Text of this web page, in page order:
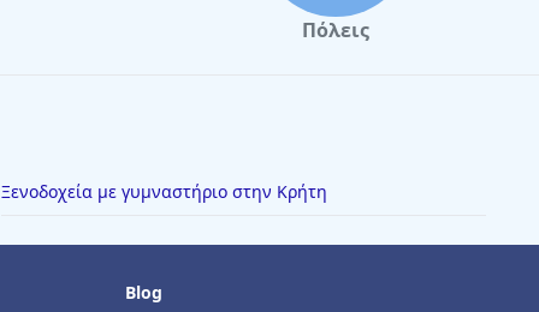
Πόλεις
Ξενοδοχεία με γυμναστήριο στην Κρήτη
Blog